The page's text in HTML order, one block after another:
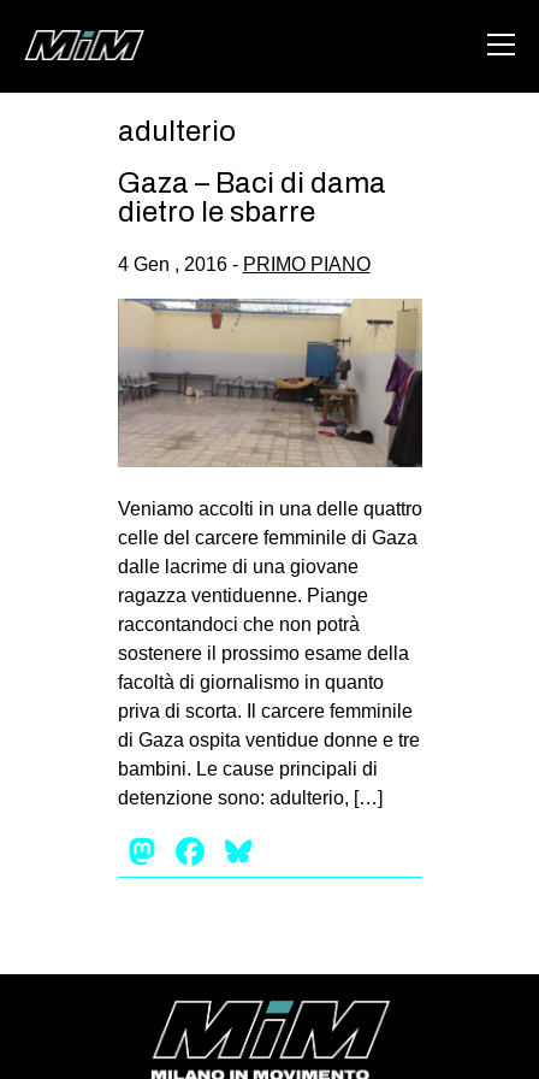
ABOUT
AREA
DEGENERAZIONE
GAZA FREESTYLE
CSOA LAMBRETTA
MSM
STUDENTI TSUNAMI
ZAM
MOBILITAZIONI
SPAZI
SPORT POPOLARE
AMBIENTE
ANTIFASCISMO
DIRITTO ALL’ABITARE
PRECARIATO
REPRESSIONE
STUDENTI
adulterio
Gaza – Baci di dama
dietro le sbarre
4 Gen , 2016 - PRIMO PIANO
Veniamo accolti in una delle quattro
celle del carcere femminile di Gaza
dalle lacrime di una giovane
ragazza ventiduenne. Piange
raccontandoci che non potrà
sostenere il prossimo esame della
facoltà di giornalismo in quanto
priva di scorta. Il carcere femminile
di Gaza ospita ventidue donne e tre
bambini. Le cause principali di
detenzione sono: adulterio, […]
Mastodon
Facebook